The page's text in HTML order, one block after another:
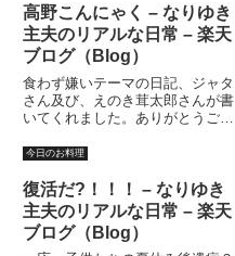
いか！！損した気分だ・・・今日
は気合が入らないから、というわ
け...
高野こんにゃく – なりゆき
主夫のリアルな日常 – 楽天
ブログ（Blog）
食わず嫌いテーマの日記、ジャタ
さん及び、えのき茸太郎さんが書
いてくれました。ありがとうござ
のコメント中と、私の昨日の日記
記述が誤解を招いているような気
がしたので、もう一度書き直し
と...
今日のお料理
復活だ?！！！ – なりゆき
主夫のリアルな日常 – 楽天
ブログ（Blog）